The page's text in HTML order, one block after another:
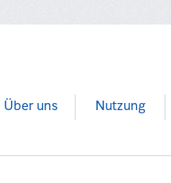
Über uns Nutzung